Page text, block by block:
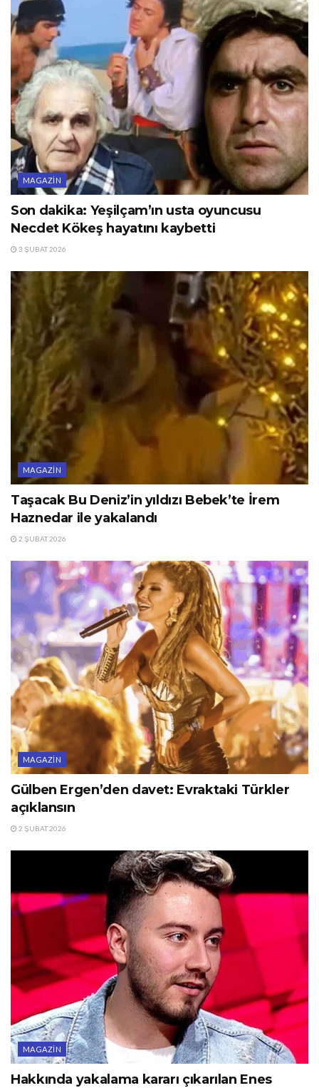
MAGAZIN
Son dakika: Yeşilçam’ın usta oyuncusu
Necdet Kökeş hayatını kaybetti
3 ŞUBAT 2026
MAGAZIN
Taşacak Bu Deniz’in yıldızı Bebek’te İrem
Haznedar ile yakalandı
2 ŞUBAT 2026
MAGAZIN
Gülben Ergen’den davet: Evraktaki Türkler
açıklansın
2 ŞUBAT 2026
MAGAZIN
Hakkında yakalama kararı çıkarılan Enes